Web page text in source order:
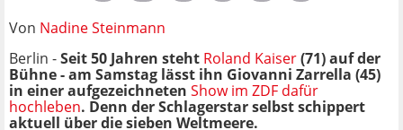
Von Nadine Steinmann
Berlin -Seit 50 Jahren steht Roland Kaiser(71) auf der
Bühne - am Samstag lässt ihn Giovanni Zarrella (45)
in einer aufgezeichneten Show im ZDF dafür
hochleben. Denn der Schlagerstar selbst schippert
aktuell über die sieben Weltmeere.